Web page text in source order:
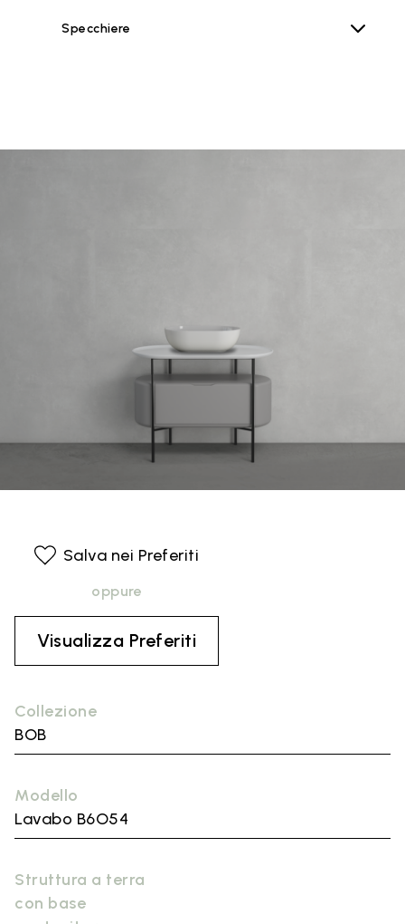
Specchiere
Collezione
BOB
Modello
Lavabo B6O54
Struttura a terra
con base
Salva nei Preferiti
oppure
Visualizza Preferiti